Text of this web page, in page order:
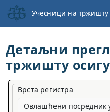
Учесници на тржишту
Детаљни
тржишту
Врста регистра
Овлашћени посредник